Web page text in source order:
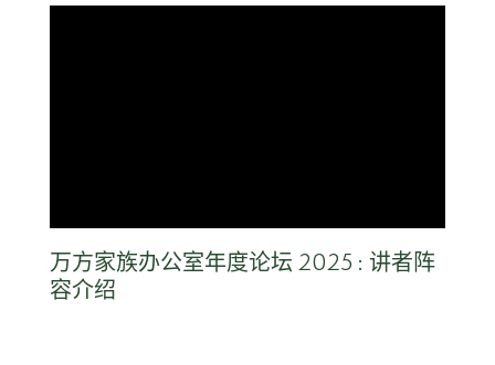
万方家族办公室年度论坛 2025 : 讲者阵
容介绍